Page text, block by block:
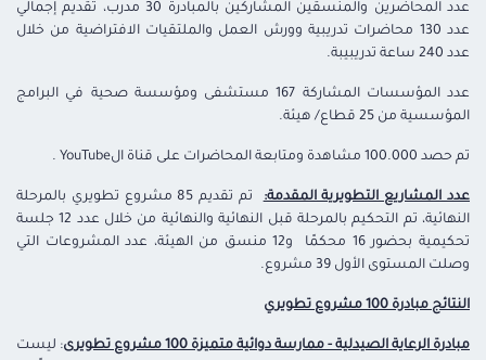
عدد المحاضرين والمنسقين المشاركين بالمبادرة 30 مدرب، تقديم إجمالي
عدد 130 محاضرات تدريبية وورش العمل والملتقيات الافتراضية من خلال
عدد 240 ساعة تدريبيبة.
عدد المؤسسات المشاركة 167 مستشفى ومؤسسة صحية في البرامج
المؤسسية من 25 قطاع/ هيئة.
تم حصد 100.000 مشاهدة ومتابعة المحاضرات على قناة الYouTube .
عدد المشاريع التطويرية المقدمة:
تم تقديم 85 مشروع تطويري بالمرحلة
النهائية، تم التحكيم بالمرحلة قبل النهائية والنهائية من خلال عدد 12 جلسة
تحكيمية بحضور 16 محكمًا و12 منسق من الهيئة، عدد المشروعات التي
وصلت المستوى الأول 39 مشروع.
النتائج مبادرة 100 مشروع تطويري
مبادرة الرعاية الصيدلية - ممارسة دوائية متميزة 100 مشروع تطويرى
: ليست